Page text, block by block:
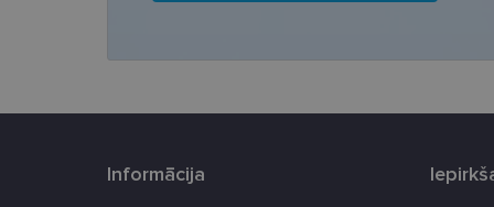
Informācija